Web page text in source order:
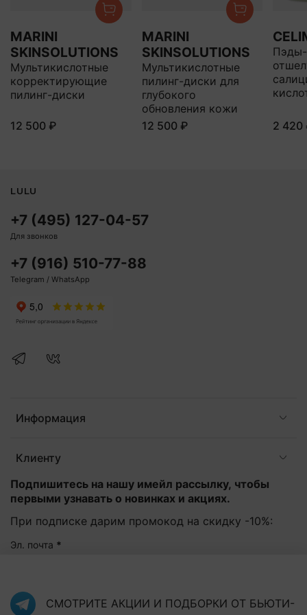
MARINI
SKINSOLUTIONS
Мультикислотные
корректирующие
пилинг-диски
12 500 ₽
MARINI
SKINSOLUTIONS
Мультикислотные
пилинг-диски для
глубокого
обновления кожи
12 500 ₽
2 420
Информация
Клиенту
Подпишитесь на нашу имейл рассылку, чтобы
первыми узнавать о новинках и акциях.
При подписке дарим промокод на скидку -10%:
Эл. почта *
Подписаться
+7 (495) 127-04-57
Для звонков
+7 (916) 510-77-88
Telegram / WhatsApp
LULU
СМОТРИТЕ АКЦИИ И ПОДБОРКИ ОТ БЬЮТИ-